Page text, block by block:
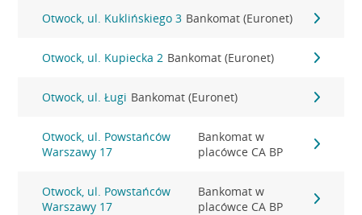
Otwock, ul. Kuklińskiego 3 Bankomat (Euronet)
Otwock, ul. Kupiecka 2 Bankomat (Euronet)
Otwock, ul. Ługi Bankomat (Euronet)
Otwock, ul. Powstańców
Warszawy 17
Bankomat w
placówce CA BP
Otwock, ul. Powstańców
Warszawy 17
Bankomat w
placówce CA BP